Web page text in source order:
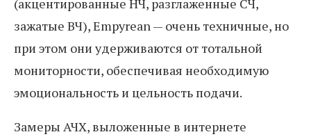
(акцентированные НЧ, разглаженные СЧ,
зажатые ВЧ), Empyrean — очень техничные, но
при этом они удерживаются от тотальной
мониторности, обеспечивая необходимую
эмоциональность и цельность подачи.
Замеры АЧХ, выложенные в интернете